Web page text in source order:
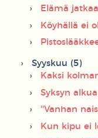
Elämä
Köyhällä ei
Syyskuu (5)
Kaksi
Syksyn alkua
''Vanhan
Kun kipu ei